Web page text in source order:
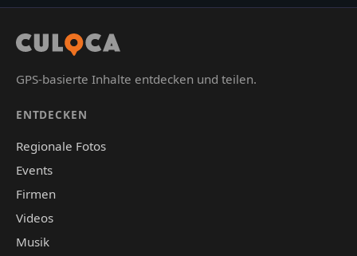
GPS-basierte Inhalte entdecken und teilen.
ENTDECKEN
Regionale Fotos
Events
Firmen
Videos
Musik